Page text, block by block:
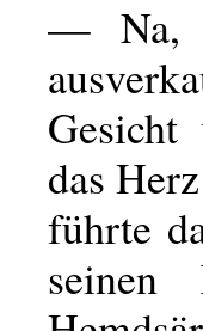
— Na,
das
führte